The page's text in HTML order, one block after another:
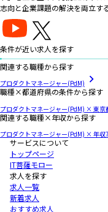
志向と企業課題の解決を両立す
条件が近い求人を探す
関連する職種から探す
プロダクトマネージャー(PdM)
職種×都道府県の条件から探す
プロダクトマネージャー(PdM) × 東京
関連する職種×年収から探す
プロダクトマネージャー(PdM) × 年収
サービスについて
トップページ
IT菩薩モロー
求人を探す
求人一覧
新着求人
おすすめ求人